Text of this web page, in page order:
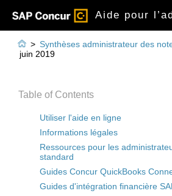
Aide pour
Table of Contents
Utiliser l'aide en ligne
Informations légales
Ressources pour les
standard
Guides Concur QuickBooks
Guides d'intégration financière
 > Synthèses administrateur des
juin 2019